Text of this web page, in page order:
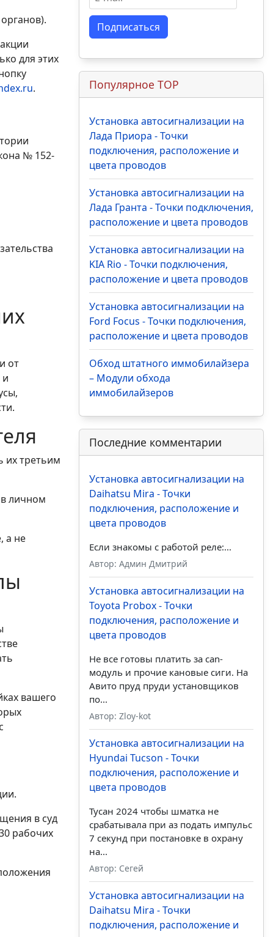
для этих
.
№ 152-
от
и
их третьим
личном
а не
вашего
в суд
рабочих
Подписаться
Популярное TOP
Установка автосигнализации на
Лада Приора - Точки
подключения, расположение и
цвета проводов
Установка автосигнализации на
Лада Гранта - Точки подключения,
расположение и цвета проводов
Установка автосигнализации на
KIA Rio - Точки подключения,
расположение и цвета проводов
Установка автосигнализации на
Ford Focus - Точки подключения,
расположение и цвета проводов
Обход штатного иммобилайзера
– Модули обхода
иммобилайзеров
Последние комментарии
Установка автосигнализации на
Daihatsu Mira - Точки
подключения, расположение и
цвета проводов
Если знакомы с работой реле:...
Автор: Админ Дмитрий
Установка автосигнализации на
Toyota Probox - Точки
подключения, расположение и
цвета проводов
Не все готовы платить за can-
модуль и прочие кановые сиги. На
Авито пруд пруди установщиков
по...
Автор: Zloy-kot
Установка автосигнализации на
Hyundai Tucson - Точки
подключения, расположение и
цвета проводов
Тусан 2024 чтобы шматка не
срабатывала при аз подать импульс
7 секунд при постановке в охрану
на...
Автор: Сегей
Установка автосигнализации на
Daihatsu Mira - Точки
подключения, расположение и